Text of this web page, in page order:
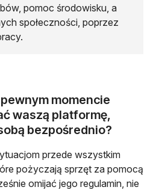
pomoc środowisku, a
społeczności, poprzez
momencie
waszą platformę,
bezpośrednio?
przede wszystkim
pożyczają sprzęt za pomocą
omijać jego regulamin, nie